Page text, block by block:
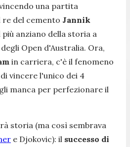
una partita
del cemento Jannik
anziano della storia a
Open d'Australia. Ora,
in carriera, c'è il fenomeno
vincere l'unico dei 4
manca per perfezionare il
storia (ma così sembrava
e Djokovic): il successo di